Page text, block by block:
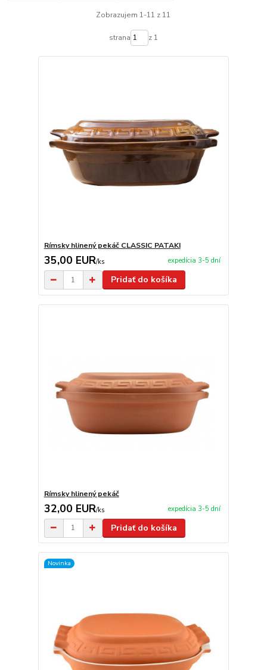
Zobrazujem 1-11 z 11
strana z 1
Rímsky hlinený pekáč CLASSIC PATAKI
35,00 EUR/ks expedícia 3-5 dní
Pridať do košíka
Rímsky hlinený pekáč
32,00 EUR/ks expedícia 3-5 dní
Pridať do košíka
Novinka